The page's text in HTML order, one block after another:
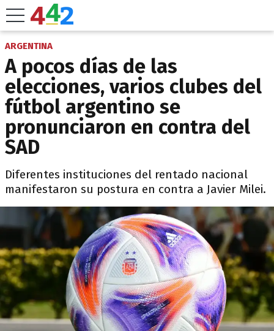
ARGENTINA
A pocos días de las
elecciones, varios clubes del
fútbol argentino se
pronunciaron en contra del
SAD
Diferentes instituciones del rentado nacional
manifestaron su postura en contra a Javier Milei.